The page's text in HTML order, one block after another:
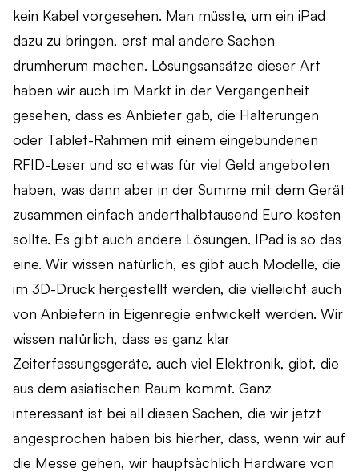
kein Kabel vorgesehen. Man müsste, um ein iPad
dazu zu bringen, erst mal andere Sachen
drumherum machen. Lösungsansätze dieser Art
haben wir auch im Markt in der Vergangenheit
gesehen, dass es Anbieter gab, die Halterungen
oder Tablet-Rahmen mit einem eingebundenen
RFID-Leser und so etwas für viel Geld angeboten
haben, was dann aber in der Summe mit dem Gerät
zusammen einfach anderthalbtausend Euro kosten
sollte. Es gibt auch andere Lösungen. IPad is so das
eine. Wir wissen natürlich, es gibt auch Modelle, die
im 3D-Druck hergestellt werden, die vielleicht auch
von Anbietern in Eigenregie entwickelt werden. Wir
wissen natürlich, dass es ganz klar
Zeiterfassungsgeräte, auch viel Elektronik, gibt, die
aus dem asiatischen Raum kommt. Ganz
interessant ist bei all diesen Sachen, die wir jetzt
angesprochen haben bis hierher, dass, wenn wir auf
die Messe gehen, wir hauptsächlich Hardware von